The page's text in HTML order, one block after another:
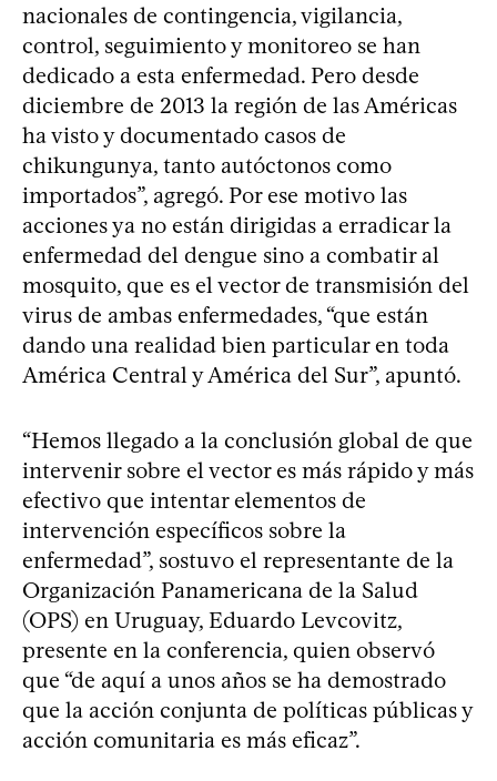
nacionales de contingencia, vigilancia,
control, seguimiento y monitoreo se han
dedicado a esta enfermedad. Pero desde
diciembre de 2013 la región de las Américas
ha visto y documentado casos de
chikungunya, tanto autóctonos como
importados”, agregó. Por ese motivo las
acciones ya no están dirigidas a erradicar la
enfermedad del dengue sino a combatir al
mosquito, que es el vector de transmisión del
virus de ambas enfermedades, “que están
dando una realidad bien particular en toda
América Central y América del Sur”, apuntó.
“Hemos llegado a la conclusión global de que
intervenir sobre el vector es más rápido y más
efectivo que intentar elementos de
intervención específicos sobre la
enfermedad”, sostuvo el representante de la
Organización Panamericana de la Salud
(OPS) en Uruguay, Eduardo Levcovitz,
presente en la conferencia, quien observó
que “de aquí a unos años se ha demostrado
que la acción conjunta de políticas públicas y
acción comunitaria es más eficaz”.